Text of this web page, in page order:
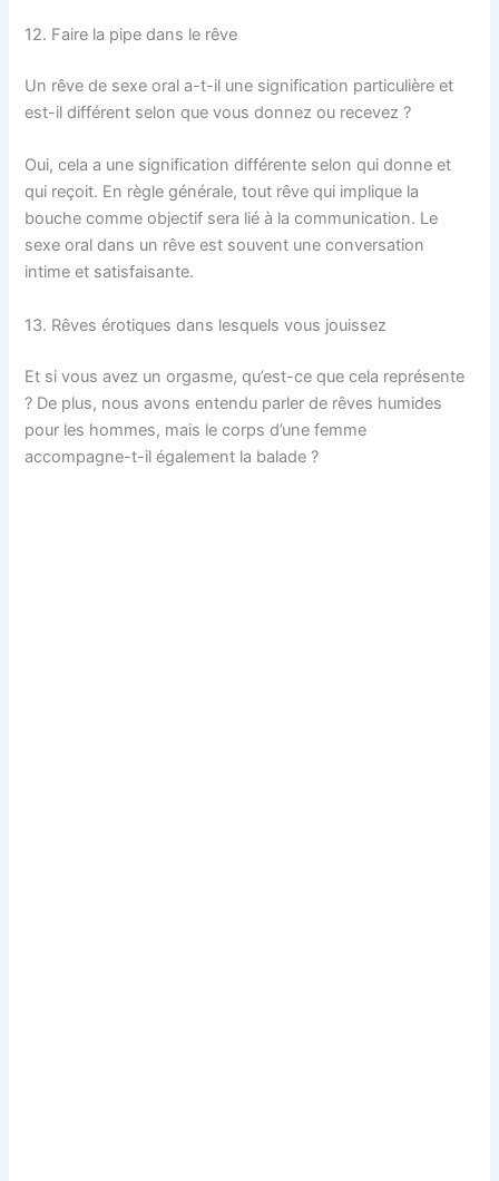
12. Faire la pipe dans le rêve
Un rêve de sexe oral a-t-il une signification particulière et
est-il différent selon que vous donnez ou recevez ?
Oui, cela a une signification différente selon qui donne et
qui reçoit. En règle générale, tout rêve qui implique la
bouche comme objectif sera lié à la communication. Le
sexe oral dans un rêve est souvent une conversation
intime et satisfaisante.
13. Rêves érotiques dans lesquels vous jouissez
Et si vous avez un orgasme, qu’est-ce que cela représente
? De plus, nous avons entendu parler de rêves humides
pour les hommes, mais le corps d’une femme
accompagne-t-il également la balade ?